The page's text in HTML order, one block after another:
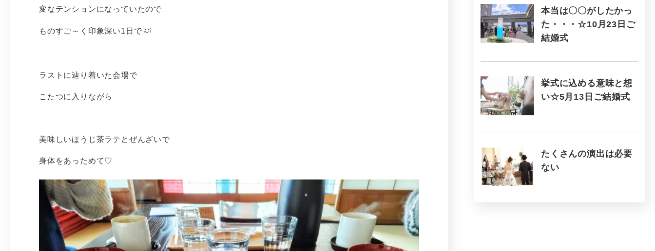
変なテンションになっていたので
ものすご～く印象深い1日で
ラストに辿り着いた会場で
こたつに入りながら
美味しいほうじ茶ラテとぜんざいで
身体をあっためて♡
本当は〇〇がしたかっ
た・・・☆10月23日ご
結婚式
挙式に込める意味と想
い☆5月13日ご結婚式
たくさんの演出は必要
ない